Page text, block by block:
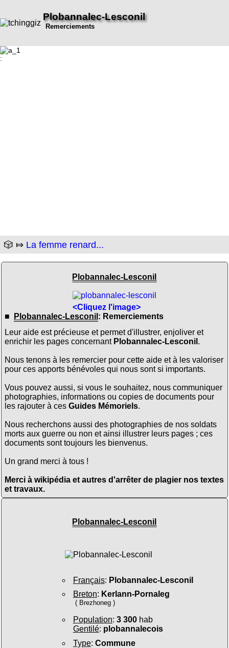
Plobannalec-Lesconil
Remerciements
:
🎲 ⤇ La femme renard...
Plobannalec-Lesconil
<Cliquez l'image>
■
Plobannalec-Lesconil : Remerciements
Leur aide est précieuse et permet d'illustrer, enjoliver et
enrichir les pages concernant Plobannalec-Lesconil .
Nous tenons à les remercier pour cette aide et à les valoriser
pour ces apports bénévoles qui nous sont si importants.
Vous pouvez aussi, si vous le souhaitez, nous communiquer
photographies, informations ou copies de documents pour
les rajouter à ces Guides Mémoriels.
Nous recherchons aussi des photographies de nos soldats
morts aux guerre ou non et ainsi illustrer leurs pages ; ces
documents sont toujours les bienvenus.
Un grand merci à tous !
Merci à wikipédia et autres d'arrêter de plagier nos textes
et travaux.
Plobannalec-Lesconil
Français: Plobannalec-Lesconil
Breton: Kerlann-Pornaleg
( Brezhoneg )
Population: 3 300hab
Gentilé: plobannalecois
Type: Commune